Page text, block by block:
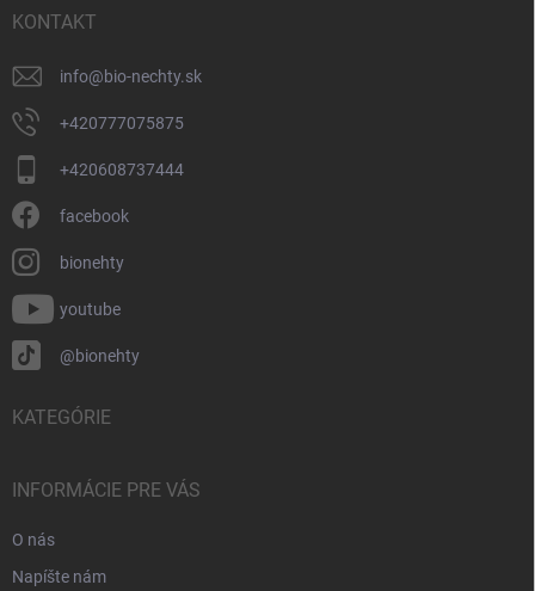
KONTAKT
info@bio-nechty.sk
+420777075875
+420608737444
facebook
bionehty
youtube
@bionehty
KATEGÓRIE
INFORMÁCIE PRE VÁS
O nás
Napíšte nám